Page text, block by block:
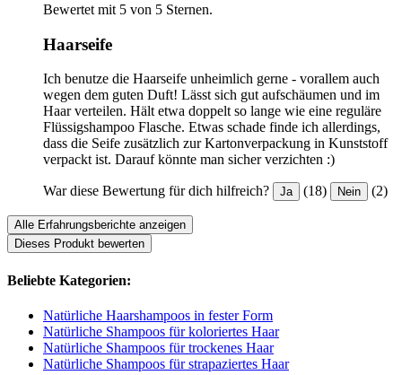
Bewertet mit 5 von 5 Sternen.
Haarseife
Ich benutze die Haarseife unheimlich gerne - vorallem auch
wegen dem guten Duft! Lässt sich gut aufschäumen und im
Haar verteilen. Hält etwa doppelt so lange wie eine reguläre
Flüssigshampoo Flasche. Etwas schade finde ich allerdings,
dass die Seife zusätzlich zur Kartonverpackung in Kunststoff
verpackt ist. Darauf könnte man sicher verzichten :)
War diese Bewertung für dich hilfreich? Ja (18) Nein (2)
Alle Erfahrungsberichte anzeigen
Dieses Produkt bewerten
Beliebte Kategorien:
Natürliche Haarshampoos in fester Form
Natürliche Shampoos für koloriertes Haar
Natürliche Shampoos für trockenes Haar
Natürliche Shampoos für strapaziertes Haar